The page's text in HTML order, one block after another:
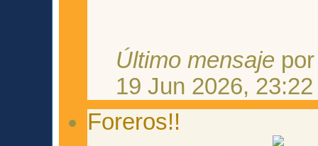
Último mensaje
19 Jun 2026, 23:22
Foreros!!